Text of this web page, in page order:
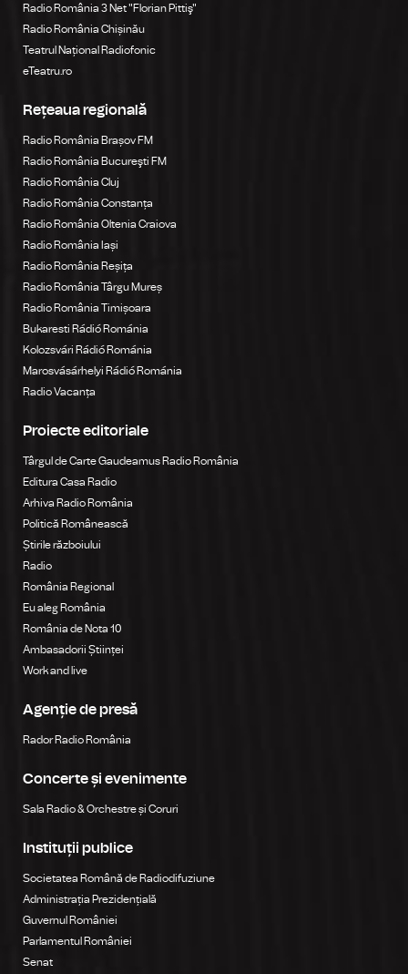
Radio România 3 Net "Florian Pittiş"
Radio România Chișinău
Teatrul Național Radiofonic
eTeatru.ro
Rețeaua regională
Radio România Brașov FM
Radio România Bucureşti FM
Radio România Cluj
Radio România Constanța
Radio România Oltenia Craiova
Radio România Iași
Radio România Reșița
Radio România Târgu Mureș
Radio România Timișoara
Bukaresti Rádió Románia
Kolozsvári Rádió Románia
Marosvásárhelyi Rádió Románia
Radio Vacanța
Proiecte editoriale
Târgul de Carte Gaudeamus Radio România
Editura Casa Radio
Arhiva Radio România
Politică Românească
Știrile războiului
Radio
România Regional
Eu aleg România
România de Nota 10
Ambasadorii Științei
Work and live
Agenție de presă
Rador Radio România
Concerte și evenimente
Sala Radio & Orchestre și Coruri
Instituții publice
Societatea Română de Radiodifuziune
Administrația Prezidențială
Guvernul României
Parlamentul României
Senat